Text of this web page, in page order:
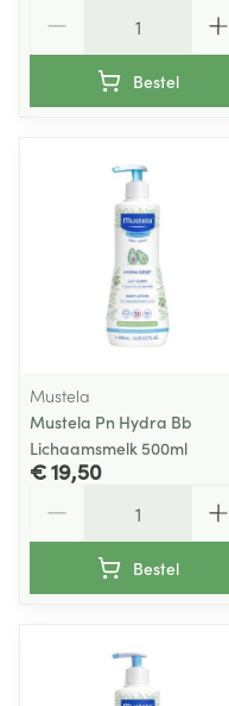
Bestel
Mustela
Mustela Pn Hydra Bb
Lichaamsmelk 500ml
€ 19,50
Bestel